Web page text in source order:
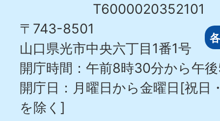
T6000020352101
〒743-8501
山口県光市中央六丁目1番1号
開庁時間：午前8時30分から午
開庁日：月曜日から金曜日[祝日
を除く]